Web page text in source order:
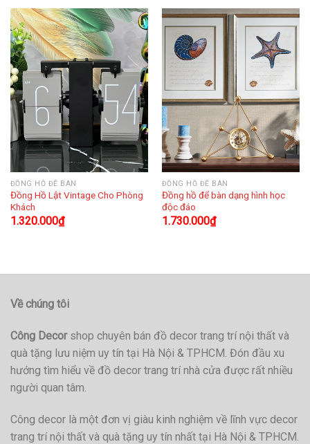
ĐỒNG HỒ ĐỂ BÀN
Đồng Hồ Lật Vintage Cho Phòng
Khách
1.320.000₫
ĐỒNG HỒ ĐỂ BÀN
Đồng hồ để bàn dạng hình học
độc đáo
1.730.000₫
Về chúng tôi
Công Decorshop chuyên bán đồ decor trang trí nội thất và
quà tặng lưu niệm uy tín tại Hà Nội & TPHCM. Đón đầu xu
hướng tìm hiểu về đồ decor trang trí nhà cửa được rất nhiều
người quan tâm.
Công decor là một đơn vị giàu kinh nghiệm về lĩnh vực decor
trang trí nội thất và quà tặng uy tín nhất tại Hà Nội & TPHCM.